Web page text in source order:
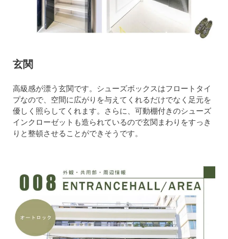
玄関
高級感が漂う玄関です。シューズボックスはフロートタイ
プなので、空間に広がりを与えてくれるだけでなく足元を
優しく照らしてくれます。さらに、可動棚付きのシューズ
インクローゼットも造られているので玄関まわりをすっき
りと整頓させることができそうです。